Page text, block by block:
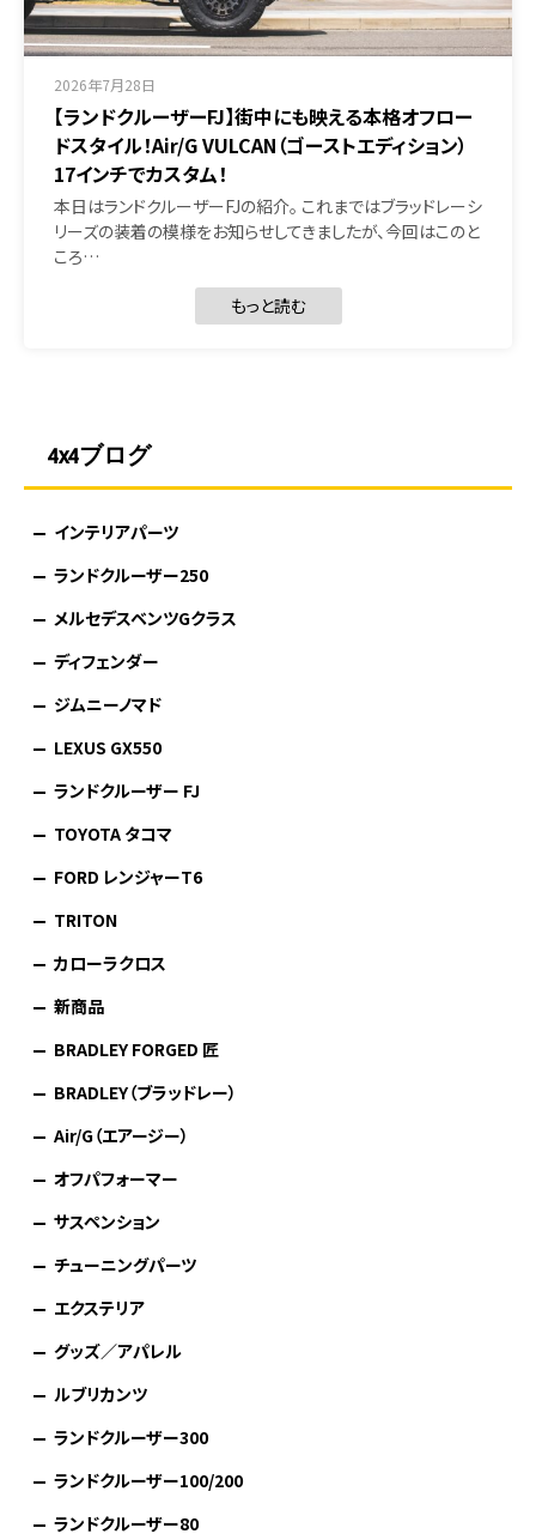
2026年7月28日
【ランドクルーザーFJ】街中にも映える本格オフロー
ドスタイル！Air/G VULCAN（ゴーストエディション）
17インチでカスタム！
本日はランドクルーザーFJの紹介。 これまではブラッドレーシ
リーズの装着の模様をお知らせしてきましたが、今回はこのと
ころ…
もっと読む
4x4ブログ
インテリアパーツ
ランドクルーザー250
メルセデスベンツGクラス
ディフェンダー
ジムニーノマド
LEXUS GX550
ランドクルーザー FJ
TOYOTA タコマ
FORD レンジャーT6
TRITON
カローラクロス
新商品
BRADLEY FORGED 匠
BRADLEY（ブラッドレー）
Air/G（エアージー）
オフパフォーマー
サスペンション
チューニングパーツ
エクステリア
グッズ／アパレル
ルブリカンツ
ランドクルーザー300
ランドクルーザー100/200
ランドクルーザー80